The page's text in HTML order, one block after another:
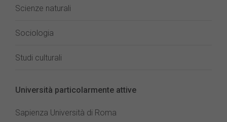
Scienze naturali
Sociologia
Studi culturali
Università particolarmente attive
Sapienza Università di Roma